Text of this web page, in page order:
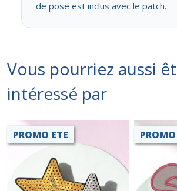
de pose est inclus avec le patch.
Vous pourriez aussi
intéressé par
PROMO ETE